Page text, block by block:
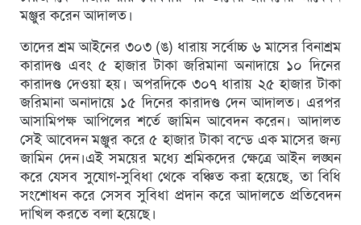
মঞ্জুর করেন আদালত।
তাদের শ্রম আইনের ৩০৩ (ঙ) ধারায় সর্বোচ্চ ৬ মাসের বিনাশ্রম
কারাদণ্ড এবং ৫ হাজার টাকা জরিমানা অনাদায়ে ১০ দিনের
কারাদণ্ড দেওয়া হয়। অপরদিকে ৩০৭ ধারায় ২৫ হাজার টাকা
জরিমানা অনাদায়ে ১৫ দিনের কারাদণ্ড দেন আদালত। এরপর
আসামিপক্ষ আপিলের শর্তে জামিন আবেদন করেন। আদালত
সেই আবেদন মঞ্জুর করে ৫ হাজার টাকা বন্ডে এক মাসের জন্য
জামিন দেন।এই সময়ের মধ্যে শ্রমিকদের ক্ষেত্রে আইন লঙ্ঘন
করে যেসব সুযোগ-সুবিধা থেকে বঞ্চিত করা হয়েছে, তা বিধি
সংশোধন করে সেসব সুবিধা প্রদান করে আদালতে প্রতিবেদন
দাখিল করতে বলা হয়েছে।